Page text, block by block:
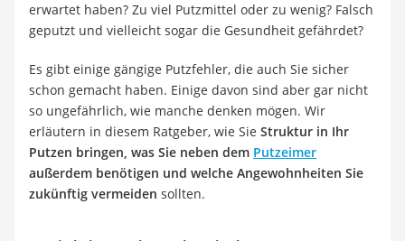
erwartet haben? Zu viel Putzmittel oder zu wenig? Falsch
geputzt und vielleicht sogar die Gesundheit gefährdet?
Es gibt einige gängige Putzfehler, die auch Sie sicher
schon gemacht haben. Einige davon sind aber gar nicht
so ungefährlich, wie manche denken mögen. Wir
erläutern in diesem Ratgeber, wie Sie Struktur in Ihr
Putzen bringen, was Sie neben dem Putzeimer
außerdem benötigen und welche Angewohnheiten Sie
zukünftig vermeiden sollten.